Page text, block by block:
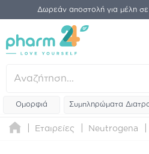
Δωρεάν αποστολή για μέλη
Ομορφιά Συμπληρώματα
Εταιρείες Neutrogena